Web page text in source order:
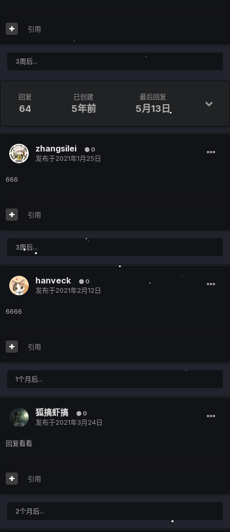
引用
3周后...
回复
64
已创建
5年前
最后回复
5月13日
zhangsilei 0
发布于2021年1月25日
666
引用
3周后...
hanveck 0
发布于2021年2月12日
6666
引用
1个月后...
狐搞虾搞 0
发布于2021年3月24日
回复看看
引用
2个月后...